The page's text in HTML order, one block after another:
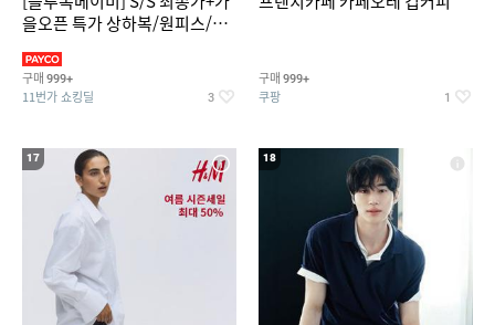
을오픈 특가 상하복/원피스/내
구매 999+
11번가 쇼킹딜 3
구매 999+
쿠팡 1
17 18